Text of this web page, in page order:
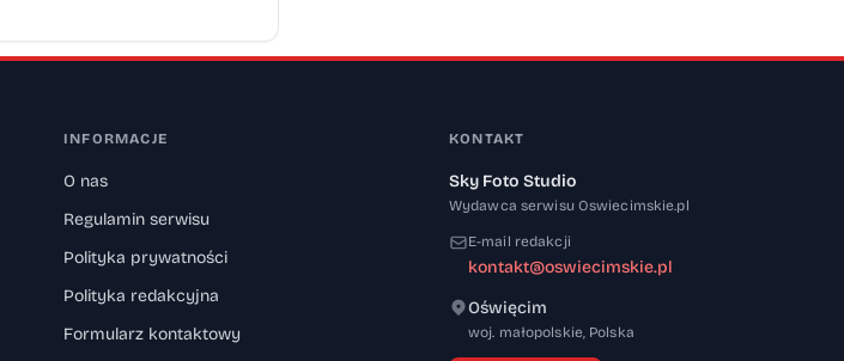
INFORMACJE
O nas
Regulamin serwisu
Polityka prywatności
Polityka redakcyjna
Formularz kontaktowy
KONTAKT
Sky Foto Studio
Wydawca serwisu Oswiecimskie.pl
E-mail redakcji
kontakt@oswiecimskie.pl
Oświęcim
woj. małopolskie, 32-600
Polska